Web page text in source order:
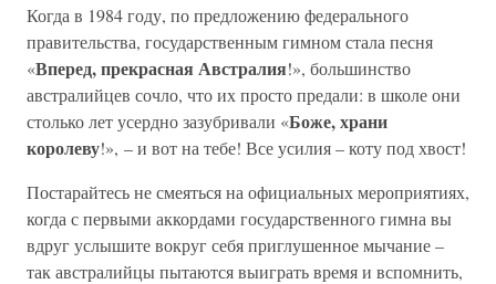
Когда в 1984 году, по предложению федерального
правительства, государственным гимном стала песня
«Вперед, прекрасная Австралия!», большинство
австралийцев сочло, что их просто предали: в школе они
столько лет усердно зазубривали «Боже, храни
королеву!», – и вот на тебе! Все усилия – коту под хвост!
Постарайтесь не смеяться на официальных мероприятиях,
когда с первыми аккордами государственного гимна вы
вдруг услышите вокруг себя приглушенное мычание –
так австралийцы пытаются выиграть время и вспомнить,